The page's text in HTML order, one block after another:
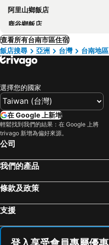
阿里山鄉飯店
鹿谷鄉飯店
查看所有台南市區住宿
飯店搜尋
亞洲 台灣 台南地區
選擇您的國家
在 Google 上新增
輕鬆找到我們的結果：在 Google 上將
trivago 新增為偏好來源。
公司
我們的產品
條款及政策
支援